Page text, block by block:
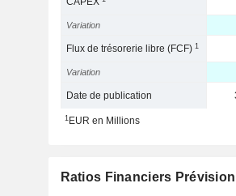
Variation
Flux de trésorerie libre (FCF)1
Variation
Date de publication
1EUR en Millions
Ratios Financiers